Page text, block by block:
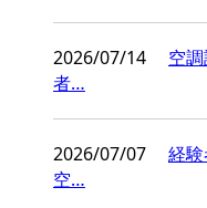
2026/07/14
空
者…
2026/07/07
経
空…